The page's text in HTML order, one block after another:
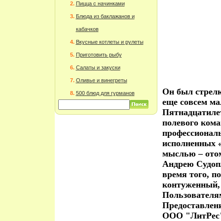
Пицца с начинками
Блюда из баклажанов и
кабачков
Вкусные котлеты и рулеты
Приготовить рыбу
Салаты и закуски
Оливье и винегреты
500 блюд для гурманов
Он был
еще совсем
полевого
исполненных
мыслью –
Андрею
время того,
ООО